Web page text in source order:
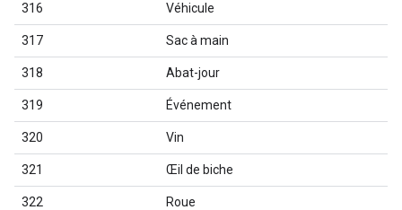
316 Véhicule
317 Sac à main
318 Abat-jour
319 Événement
320 Vin
321 Œil de biche
322 Roue